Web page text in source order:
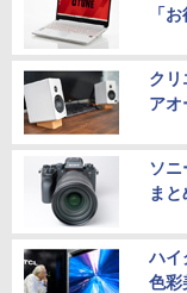
「
クリ
アオ
ソ
まと
ハイ
色彩